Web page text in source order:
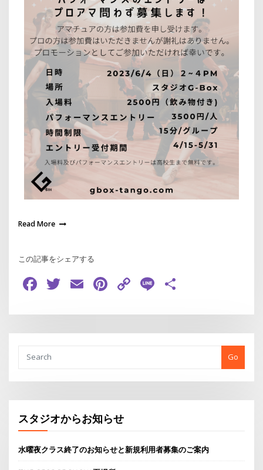
Read More
この記事をシェアする
Facebook
Twitter
EmailPinterest
Copy
Line
Go
スタジオからお知らせ
水曜夜クラス終了のお知らせと新規利用者募集のご案内